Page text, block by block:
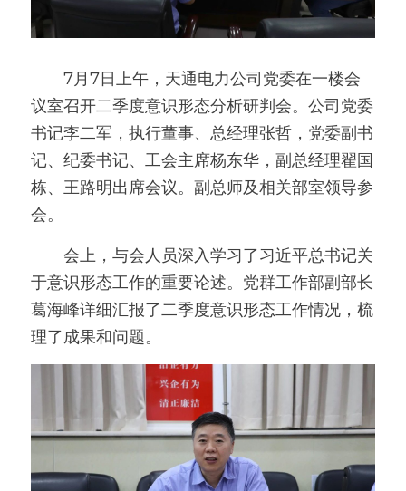
7月7日上午，天通电力公司党委在一楼会
议室召开二季度意识形态分析研判会。公司党委
书记李二军，执行董事、总经理张哲，党委副书
记、纪委书记、工会主席杨东华，副总经理翟国
栋、王路明出席会议。副总师及相关部室领导参
会。
会上，与会人员深入学习了习近平总书记关
于意识形态工作的重要论述。党群工作部副部长
葛海峰详细汇报了二季度意识形态工作情况，梳
理了成果和问题。